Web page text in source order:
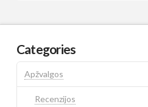
Categories
Apžvalgos
Recenzijos